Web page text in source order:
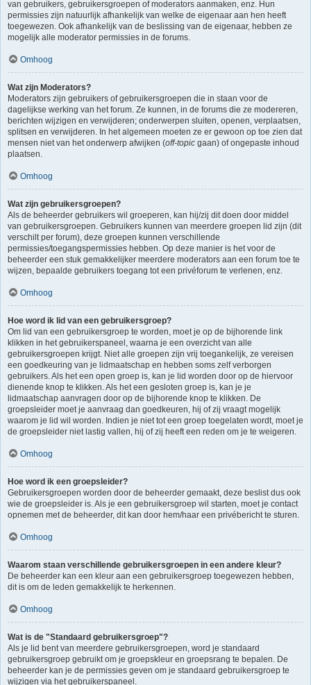
van gebruikers, gebruikersgroepen of moderators aanmaken, enz. Hun
permissies zijn natuurlijk afhankelijk van welke de eigenaar aan hen heeft
toegewezen. Ook afhankelijk van de beslissing van de eigenaar, hebben ze
mogelijk alle moderator permissies in de forums.
Omhoog
Wat zijn Moderators?
Moderators zijn gebruikers of gebruikersgroepen die in staan voor de
dagelijkse werking van het forum. Ze kunnen, in de forums die ze modereren,
berichten wijzigen en verwijderen; onderwerpen sluiten, openen, verplaatsen,
splitsen en verwijderen. In het algemeen moeten ze er gewoon op toe zien dat
mensen niet van het onderwerp afwijken (off-topic gaan) of ongepaste inhoud
plaatsen.
Omhoog
Wat zijn gebruikersgroepen?
Als de beheerder gebruikers wil groeperen, kan hij/zij dit doen door middel
van gebruikersgroepen. Gebruikers kunnen van meerdere groepen lid zijn (dit
verschilt per forum), deze groepen kunnen verschillende
permissies/toegangspermissies hebben. Op deze manier is het voor de
beheerder een stuk gemakkelijker meerdere moderators aan een forum toe te
wijzen, bepaalde gebruikers toegang tot een privéforum te verlenen, enz.
Omhoog
Hoe word ik lid van een gebruikersgroep?
Om lid van een gebruikersgroep te worden, moet je op de bijhorende link
klikken in het gebruikerspaneel, waarna je een overzicht van alle
gebruikersgroepen krijgt. Niet alle groepen zijn vrij toegankelijk, ze vereisen
een goedkeuring van je lidmaatschap en hebben soms zelf verborgen
gebruikers. Als het een open groep is, kan je lid worden door op de hiervoor
dienende knop te klikken. Als het een gesloten groep is, kan je je
lidmaatschap aanvragen door op de bijhorende knop te klikken. De
groepsleider moet je aanvraag dan goedkeuren, hij of zij vraagt mogelijk
waarom je lid wil worden. Indien je niet tot een groep toegelaten wordt, moet je
de groepsleider niet lastig vallen, hij of zij heeft een reden om je te weigeren.
Omhoog
Hoe word ik een groepsleider?
Gebruikersgroepen worden door de beheerder gemaakt, deze beslist dus ook
wie de groepsleider is. Als je een gebruikersgroep wil starten, moet je contact
opnemen met de beheerder, dit kan door hem/haar een privébericht te sturen.
Omhoog
Waarom staan verschillende gebruikersgroepen in een andere kleur?
De beheerder kan een kleur aan een gebruikersgroep toegewezen hebben,
dit is om de leden gemakkelijk te herkennen.
Omhoog
Wat is de "Standaard gebruikersgroep"?
Als je lid bent van meerdere gebruikersgroepen, word je standaard
gebruikersgroep gebruikt om je groepskleur en groepsrang te bepalen. De
beheerder kan je de permissies geven om je standaard gebruikersgroep te
wijzigen via het gebruikerspaneel.